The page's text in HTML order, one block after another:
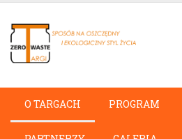
O TARGACH PROGRAM